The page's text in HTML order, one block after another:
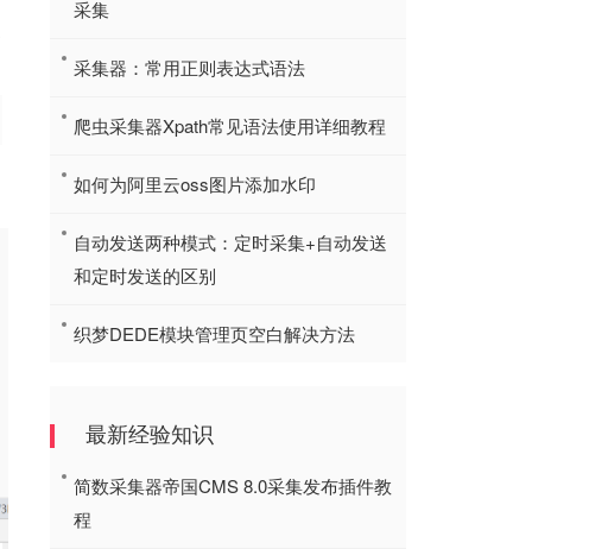
采集
采集器：常用正则表达式语法
爬虫采集器Xpath常见语法使用详细教程
如何为阿里云oss图片添加水印
自动发送两种模式：定时采集+自动发送
和定时发送的区别
织梦DEDE模块管理页空白解决方法
最新经验知识
简数采集器帝国CMS 8.0采集发布插件教
程